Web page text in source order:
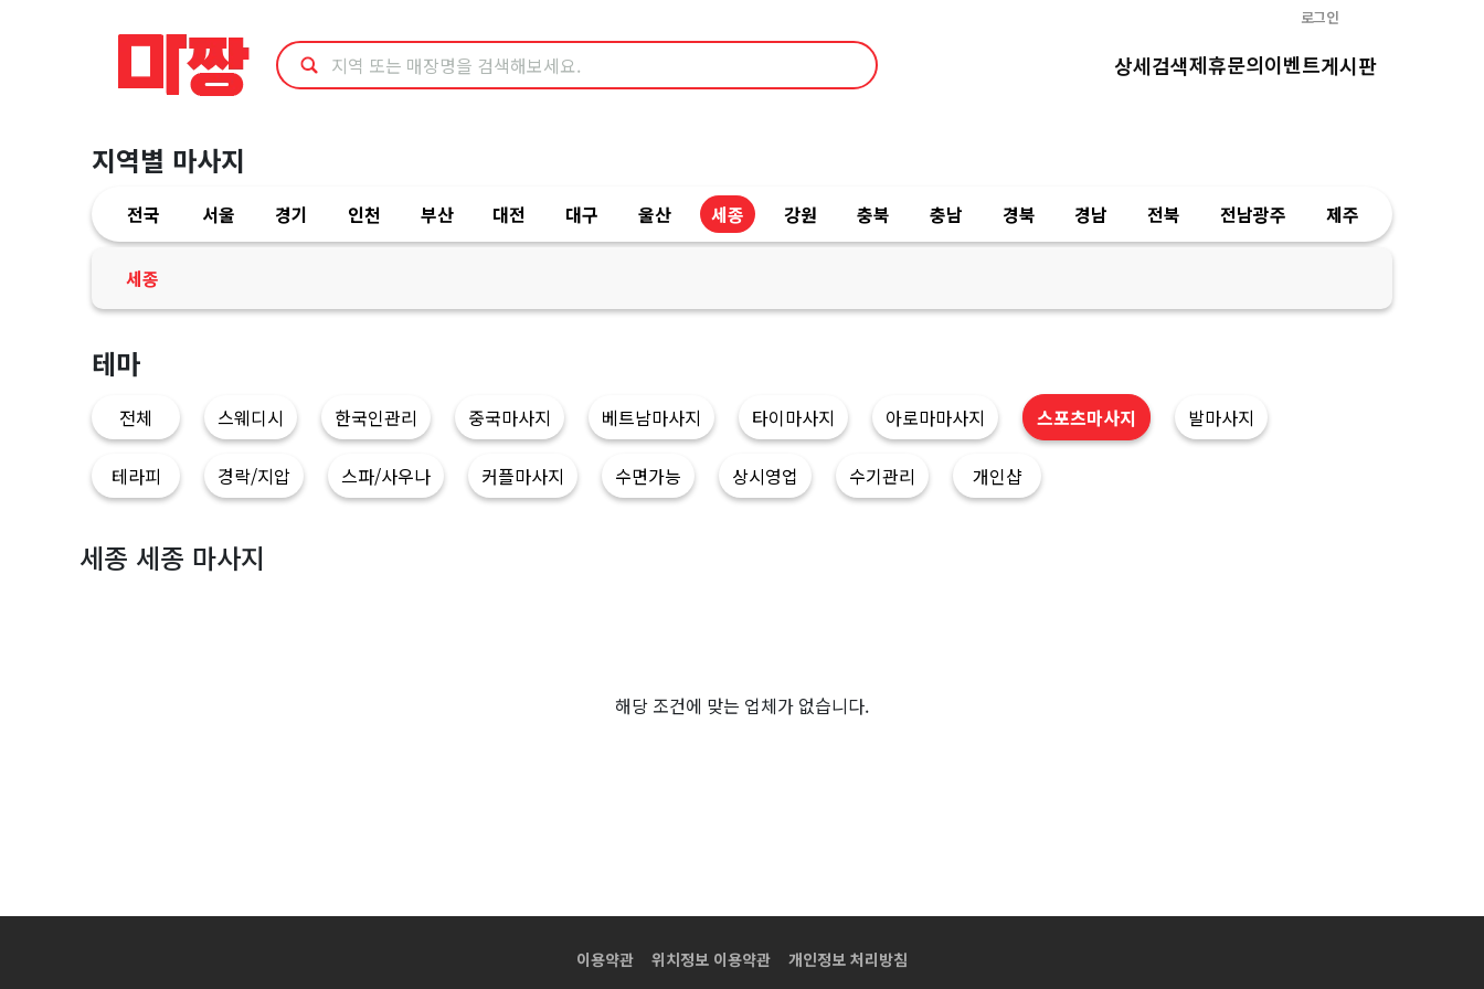
로그인
상세검색제휴문의이벤트게시판
지역별 마사지
전국 서울 경기 인천 부산 대전 대구 울산 세종 강원 충북 충남 경북 경남 전북 전남광주 제주
세종
테마
전체 스웨디시 한국인관리 중국마사지 베트남마사지 타이마사지 아로마마사지 스포츠마사지 발마사지
테라피 경락/지압 스파/사우나 커플마사지 수면가능 상시영업 수기관리 개인샵
세종 세종 마사지
해당 조건에 맞는 업체가 없습니다.
이용약관 위치정보 이용약관 개인정보 처리방침